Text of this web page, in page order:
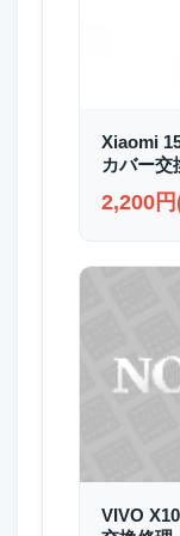
Xiaomi
カバー交
2,200
VIVO